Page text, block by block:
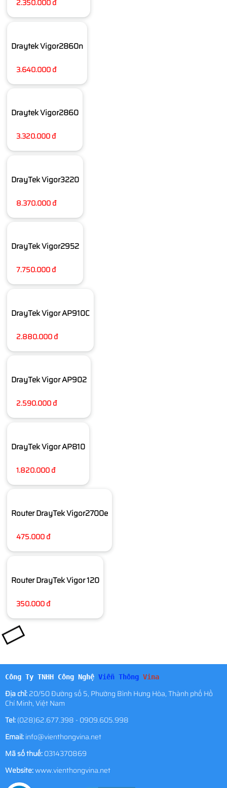
2.350.000 đ
Draytek Vigor2860n
3.640.000 đ
Draytek Vigor2860
3.320.000 đ
DrayTek Vigor3220
8.370.000 đ
DrayTek Vigor2952
7.750.000 đ
DrayTek Vigor AP910C
2.880.000 đ
DrayTek Vigor AP902
2.590.000 đ
DrayTek Vigor AP810
1.820.000 đ
Router DrayTek Vigor2700e
475.000 đ
Router DrayTek Vigor 120
350.000 đ
Công Ty TNHH Công Nghệ Viễn Thông Vina
Địa chỉ:20/50 Đường số 5, Phường Bình Hưng Hòa, Thành phố Hồ
Chí Minh, Việt Nam
Tel:(028)62.677.398 - 0909.605.998
Email:info@vienthongvina.net
Mã số thuế:0314370869
Website:www.vienthongvina.net